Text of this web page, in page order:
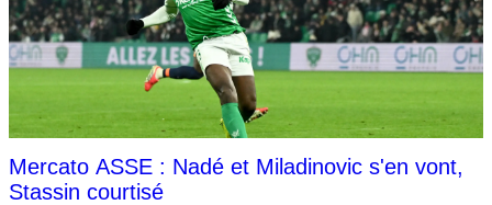
Mercato ASSE : Nadé et Miladinovic s'en vont,
Stassin courtisé